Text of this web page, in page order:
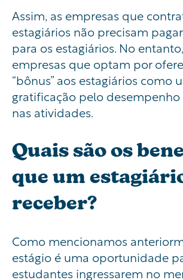
Assim, as empresas que
estagiários não precisam
para os estagiários. No
empresas que optam por
“bônus” aos estagiários como
gratificação pelo
nas atividades.
Quais são os
que um
receber?
Como mencionamos
estágio é uma oportunidade
estudantes ingressarem no